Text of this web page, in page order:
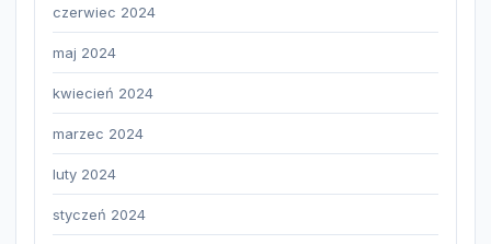
czerwiec 2024
maj 2024
kwiecień 2024
marzec 2024
luty 2024
styczeń 2024